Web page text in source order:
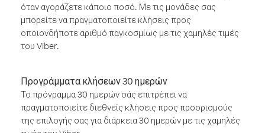
όταν αγοράζετε κάποιο ποσό. Με τις μονάδες σας
μπορείτε να πραγματοποιείτε κλήσεις προς
οποιονδήποτε αριθμό παγκοσμίως με τις χαμηλές τιμές
του Viber.
Προγράμματα κλήσεων 30 ημερών
Το πρόγραμμα 30 ημερών σάς επιτρέπει να
πραγματοποιείτε διεθνείς κλήσεις προς προορισμούς
της επιλογής σας για διάρκεια 30 ημερών με τις χαμηλές